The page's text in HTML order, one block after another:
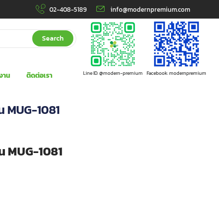
02-408-5189 info@modernpremium.com
Search
าน ติดต่อเรา Line ID: @modern-premium Facebook: modernpremium
1081
MUG-1081